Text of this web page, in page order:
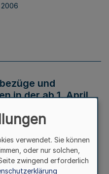
2006
und
in der ab 1. April
verwendet. Sie können
oder nur solchen,
zwingend erforderlich